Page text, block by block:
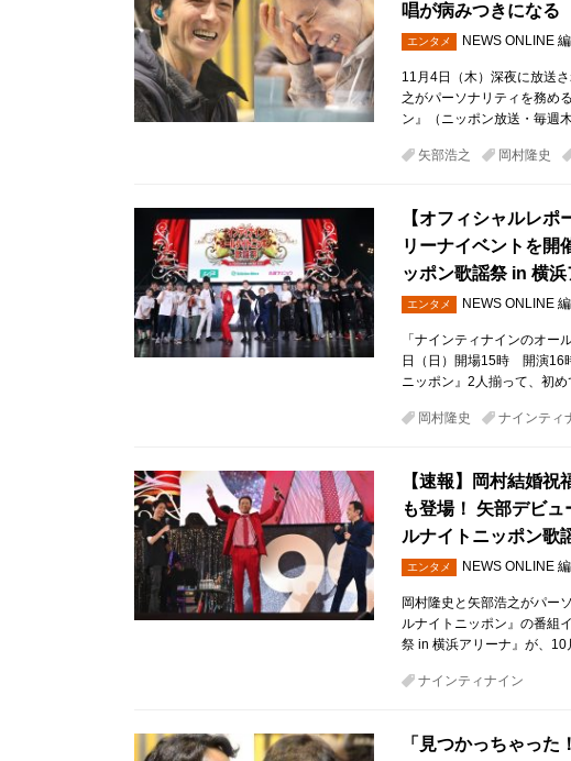
唱が病みつきになる
エンタメ NEWS ONLINE
11月4日（木）深夜に放送
之がパーソナリティを務め
ン』（ニッポン放送・毎週
矢部浩之 岡村隆史
【オフィシャルレ
リーナイベントを開
ッポン歌謡祭 in 横浜
エンタメ NEWS ONLINE
「ナインティナインのオ
日（日）開場15時 開演16
ニッポン』2人揃って、初
岡村隆史 ナインティ
【速報】岡村結婚
も登場！ 矢部デビ
ルナイトニッポン歌
エンタメ NEWS ONLINE
岡村隆史と矢部浩之がパー
ルナイトニッポン』の番組
祭 in 横浜アリーナ』が、
ナインティナイン
「見つかっちゃっ